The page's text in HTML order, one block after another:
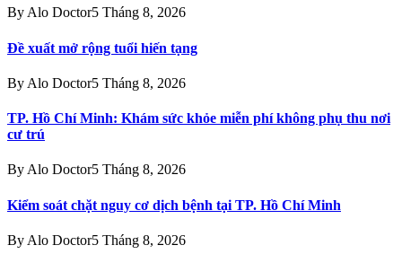
By Alo Doctor5 Tháng 8, 2026
Đề xuất mở rộng tuổi hiến tạng
By Alo Doctor5 Tháng 8, 2026
TP. Hồ Chí Minh: Khám sức khỏe miễn phí không phụ thu nơi
cư trú
By Alo Doctor5 Tháng 8, 2026
Kiểm soát chặt nguy cơ dịch bệnh tại TP. Hồ Chí Minh
By Alo Doctor5 Tháng 8, 2026